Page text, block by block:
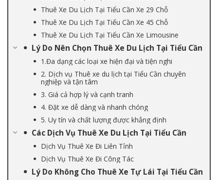
Thuê Xe Du Lịch Tại Tiểu Cần Xe 29 Chỗ
Thuê Xe Du Lịch Tại Tiểu Cần Xe 45 Chỗ
Thuê Xe Du Lịch Tại Tiểu Cần Xe Limousine
Lý Do Nên Chọn Thuê Xe Du Lịch Tại Tiểu Cần
1.Đa dạng các loại xe hiện đại và tiện nghi
2. Dịch vụ Thuê xe du lịch tại Tiểu Cần chuyên
nghiệp và tận tâm
3. Giá cả hợp lý và cạnh tranh
4. Đặt xe dễ dàng và nhanh chóng
5. Uy tín và chất lượng được khẳng định
Các Dịch Vụ Thuê Xe Du Lịch Tại Tiểu Cần
Dịch Vụ Thuê Xe Đi Liên Tỉnh
Dịch Vụ Thuê Xe Đi Công Tác
Lý Do Không Cho Thuê Xe Tự Lái Tại Tiểu Cần